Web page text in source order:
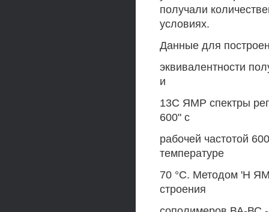
получали
условиях.
Данные для
эквивалентности
и
13С ЯМР спектры
600" с
рабочей частотой
температуре
70 °С. Методом 'Н
строения